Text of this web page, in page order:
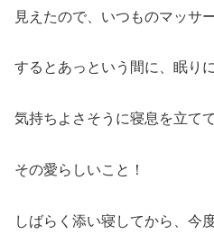
見えたので、いつものマッサ
するとあっという間に、眠り
気持ちよさそうに寝息を立て
その愛らしいこと！
しばらく添い寝してから、今